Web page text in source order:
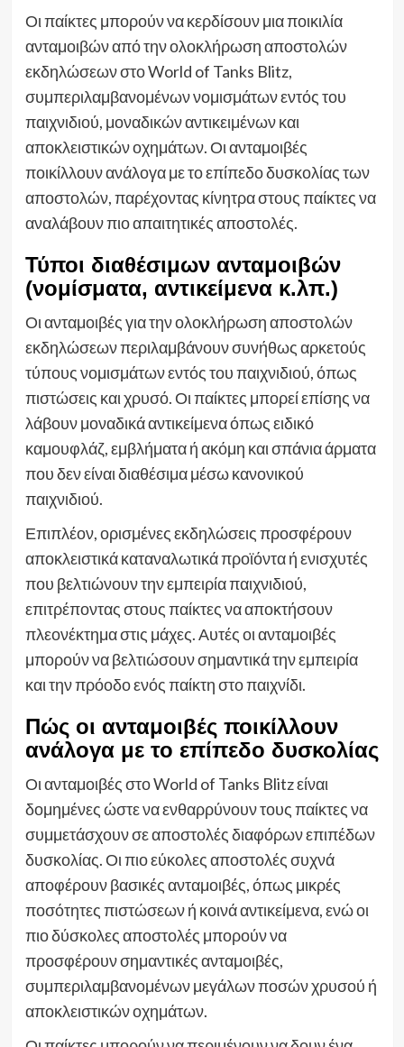
Οι παίκτες μπορούν να κερδίσουν μια ποικιλία
ανταμοιβών από την ολοκλήρωση αποστολών
εκδηλώσεων στο World of Tanks Blitz,
συμπεριλαμβανομένων νομισμάτων εντός του
παιχνιδιού, μοναδικών αντικειμένων και
αποκλειστικών οχημάτων. Οι ανταμοιβές
ποικίλλουν ανάλογα με το επίπεδο δυσκολίας των
αποστολών, παρέχοντας κίνητρα στους παίκτες να
αναλάβουν πιο απαιτητικές αποστολές.
Τύποι διαθέσιμων ανταμοιβών
(νομίσματα, αντικείμενα κ.λπ.)
Οι ανταμοιβές για την ολοκλήρωση αποστολών
εκδηλώσεων περιλαμβάνουν συνήθως αρκετούς
τύπους νομισμάτων εντός του παιχνιδιού, όπως
πιστώσεις και χρυσό. Οι παίκτες μπορεί επίσης να
λάβουν μοναδικά αντικείμενα όπως ειδικό
καμουφλάζ, εμβλήματα ή ακόμη και σπάνια άρματα
που δεν είναι διαθέσιμα μέσω κανονικού
παιχνιδιού.
Επιπλέον, ορισμένες εκδηλώσεις προσφέρουν
αποκλειστικά καταναλωτικά προϊόντα ή ενισχυτές
που βελτιώνουν την εμπειρία παιχνιδιού,
επιτρέποντας στους παίκτες να αποκτήσουν
πλεονέκτημα στις μάχες. Αυτές οι ανταμοιβές
μπορούν να βελτιώσουν σημαντικά την εμπειρία
και την πρόοδο ενός παίκτη στο παιχνίδι.
Πώς οι ανταμοιβές ποικίλλουν
ανάλογα με το επίπεδο δυσκολίας
Οι ανταμοιβές στο World of Tanks Blitz είναι
δομημένες ώστε να ενθαρρύνουν τους παίκτες να
συμμετάσχουν σε αποστολές διαφόρων επιπέδων
δυσκολίας. Οι πιο εύκολες αποστολές συχνά
αποφέρουν βασικές ανταμοιβές, όπως μικρές
ποσότητες πιστώσεων ή κοινά αντικείμενα, ενώ οι
πιο δύσκολες αποστολές μπορούν να
προσφέρουν σημαντικές ανταμοιβές,
συμπεριλαμβανομένων μεγάλων ποσών χρυσού ή
αποκλειστικών οχημάτων.